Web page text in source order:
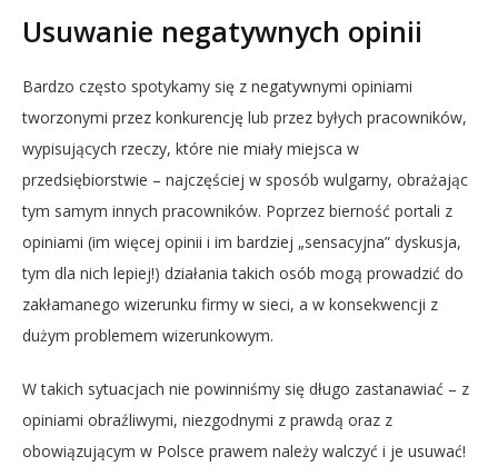
Usuwanie negatywnych opinii
Bardzo często spotykamy się z negatywnymi opiniami
tworzonymi przez konkurencję lub przez byłych pracowników,
wypisujących rzeczy, które nie miały miejsca w
przedsiębiorstwie – najczęściej w sposób wulgarny, obrażając
tym samym innych pracowników. Poprzez bierność portali z
opiniami (im więcej opinii i im bardziej „sensacyjna” dyskusja,
tym dla nich lepiej!) działania takich osób mogą prowadzić do
zakłamanego wizerunku firmy w sieci, a w konsekwencji z
dużym problemem wizerunkowym.
W takich sytuacjach nie powinniśmy się długo zastanawiać – z
opiniami obraźliwymi, niezgodnymi z prawdą oraz z
obowiązującym w Polsce prawem należy walczyć i je usuwać!